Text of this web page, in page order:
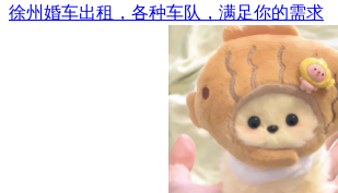
徐州婚车出租，各种车队，满足你的需求